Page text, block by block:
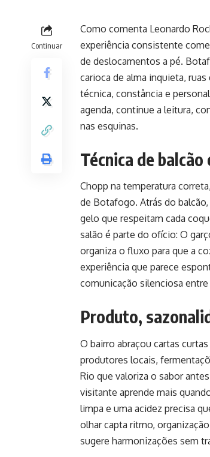
Continuar
Como comenta Leonardo
experiência consistente
de deslocamentos a pé.
carioca de alma inquieta,
técnica, constância e
agenda, continue a leitura,
nas esquinas.
Técnica de
Chopp na temperatura
de Botafogo. Atrás do
gelo que respeitam cada
salão é parte do ofício: O
organiza o fluxo para que a
experiência que parece
comunicação silenciosa entre
Produto,
O bairro abraçou cartas
produtores locais,
Rio que valoriza o sabor
visitante aprende mais
limpa e uma acidez precisa
olhar capta ritmo,
sugere harmonizações sem